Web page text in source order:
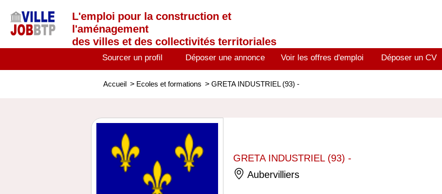
L'emploi pour la construction et
l'aménagement
des villes et des collectivités territoriales
Sourcer un profil Déposer une annonce Voir les offres d'emploi Déposer un CV
Accueil > Ecoles et formations > GRETA INDUSTRIEL (93) -
GRETA INDUSTRIEL (93) -
Aubervilliers